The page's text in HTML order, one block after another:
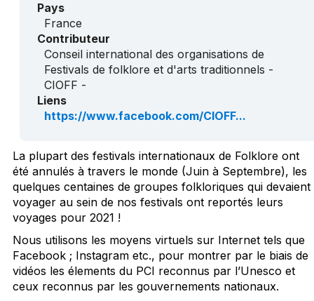
Pays
France
Contributeur
Conseil international des organisations de
Festivals de folklore et d'arts traditionnels -
CIOFF -
Liens
https://www.facebook.com/CIOFF...
La plupart des festivals internationaux de Folklore ont
été annulés à travers le monde (Juin à Septembre), les
quelques centaines de groupes folkloriques qui devaient
voyager au sein de nos festivals ont reportés leurs
voyages pour 2021 !
Nous utilisons les moyens virtuels sur Internet tels que
Facebook ; Instagram etc., pour montrer par le biais de
vidéos les élements du PCI reconnus par l’Unesco et
ceux reconnus par les gouvernements nationaux.